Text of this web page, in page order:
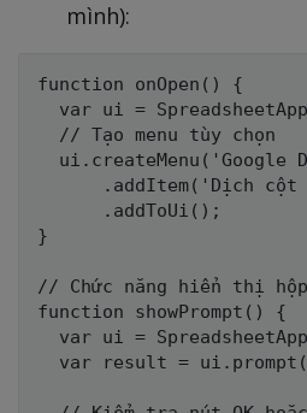
mình):
function onOpen() {
var ui =
  // Tạo menu tùy chọn
ui.createMenu('Google
.addItem('Dịch cột
      .addToUi();
}
// Chức năng hiển thị
function showPrompt() {
var ui =
var result =